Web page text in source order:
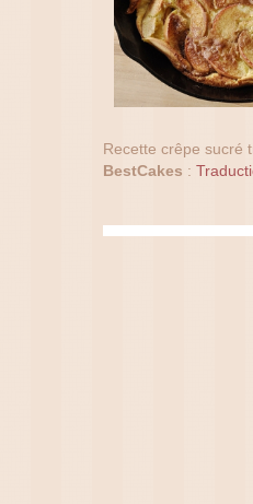
Recette crêpe sucré
BestCakes :